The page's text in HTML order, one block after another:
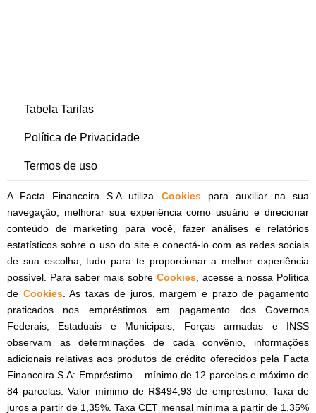
Tabela Tarifas
Política de Privacidade
Termos de uso
A Facta Financeira S.A utiliza Cookies
para auxiliar na sua
navegação, melhorar sua experiência como usuário e direcionar
conteúdo de marketing para você, fazer análises e relatórios
estatísticos sobre o uso do site e conectá-lo com as redes sociais
de sua escolha, tudo para te proporcionar a melhor experiência
possível. Para saber mais sobre Cookies, acesse a nossa Política
de Cookies. As taxas de juros, margem e prazo de pagamento
praticados nos empréstimos em pagamento dos Governos
Federais, Estaduais e Municipais, Forças armadas e INSS
observam as determinações de cada convênio, informações
adicionais relativas aos produtos de crédito oferecidos pela Facta
Financeira S.A: Empréstimo – mínimo de 12 parcelas e máximo de
84 parcelas. Valor mínimo de R$494,93 de empréstimo. Taxa de
juros a partir de 1,35%. Taxa CET mensal mínima a partir de 1,35%